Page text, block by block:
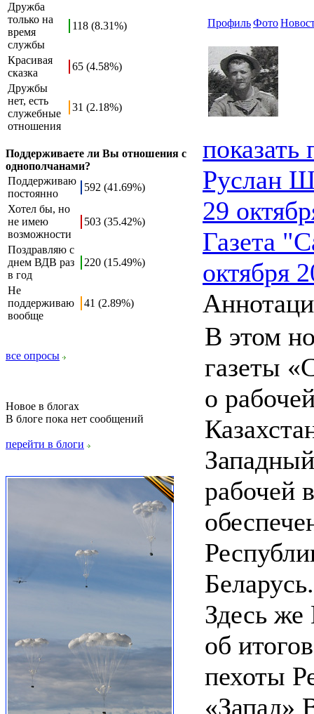
Дружба
только на
время
службы
118 (8.31%)
Красивая
сказка
65 (4.58%)
Дружбы
нет, есть
служебные
отношения
31 (2.18%)
Поддерживаете ли Вы отношения с
однополчанами?
Поддерживаю
постоянно
592 (41.69%)
Хотел бы, но
не имею
возможности
503 (35.42%)
Поздравляю с
днем ВДВ раз
в год
220 (15.49%)
Не
поддерживаю
вообще
41 (2.89%)
все опросы
Новое в блогах
В блоге пока нет сообщений
перейти в блоги
ПрофильФото
Руслан
29
Газета
октября
В этом
газеты
о
рабочей
Беларусь.
Здесь же
об
пехоты
«Запад»